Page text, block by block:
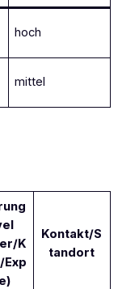
hoch
mittel
K
Kontakt/S
tandort